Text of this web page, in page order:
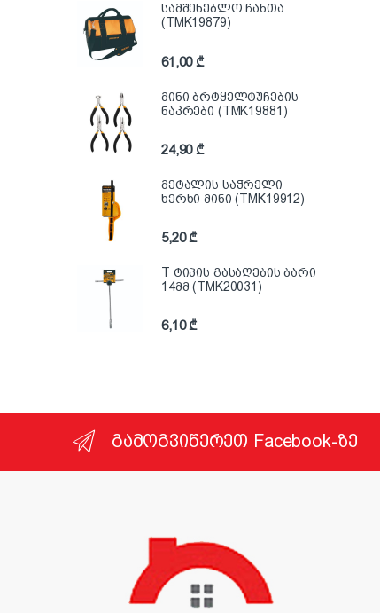
სამშენებლო ჩანთა
(TMK19879)
61,00₾
მინი ბრტყელტუჩების
ნაკრები (TMK19881)
24,90₾
მეტალის საჭრელი
ხერხი მინი (TMK19912)
5,20₾
T ტიპის გასაღების ბარი
14მმ (TMK20031)
6,10₾
გამოგვიწერეთ Facebook-ზე